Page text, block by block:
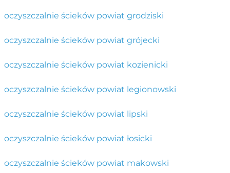
oczyszczalnie ścieków powiat grodziski
oczyszczalnie ścieków powiat grójecki
oczyszczalnie ścieków powiat kozienicki
oczyszczalnie ścieków powiat legionowski
oczyszczalnie ścieków powiat lipski
oczyszczalnie ścieków powiat łosicki
oczyszczalnie ścieków powiat makowski